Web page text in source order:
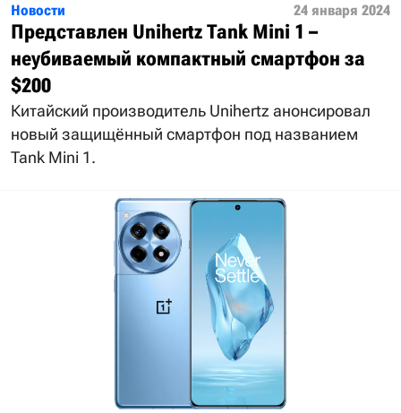
Новости 24 января 2024
Представлен Unihertz Tank Mini 1 –
неубиваемый компактный смартфон за
$200
Китайский производитель Unihertz анонсировал
новый защищённый смартфон под названием
Tank Mini 1.